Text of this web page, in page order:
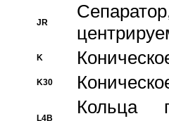
JR
K
K30
L4B
Кольца